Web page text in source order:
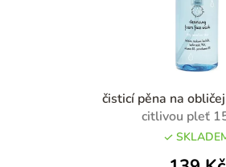
čisticí pěna na obličej
citlivou pleť